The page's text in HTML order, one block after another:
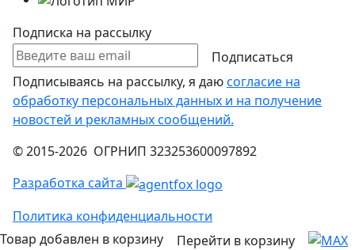
Подписка на рассылку
Подписаться
Подписываясь на рассылку, я даюсогласие на
обработку персональных данных и на получение
новостей и рекламных сообщений.
© 2015-2026 ОГРНИП 323253600097892
Разработка сайта
Политика конфиденциальности
Товар добавлен в корзину
Перейти в корзину